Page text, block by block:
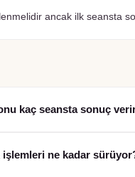
ancak ilk seansta
kaç seansta sonuç
işlemleri ne kadar